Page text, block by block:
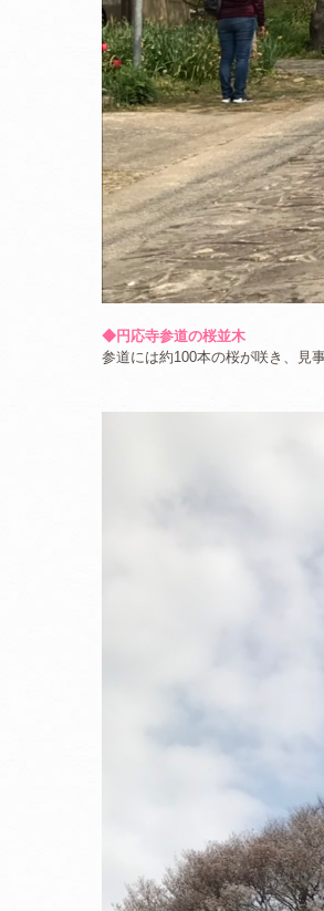
◆円応寺参道の桜並木
参道には約100本の桜が咲き、見